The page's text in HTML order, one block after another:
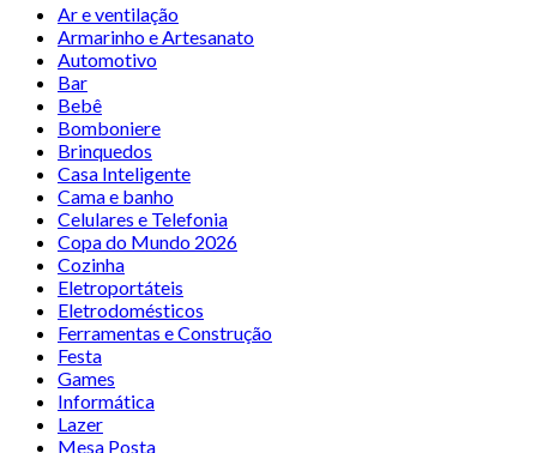
Ar e ventilação
Armarinho e Artesanato
Automotivo
Bar
Bebê
Bomboniere
Brinquedos
Casa Inteligente
Cama e banho
Celulares e Telefonia
Copa do Mundo 2026
Cozinha
Eletroportáteis
Eletrodomésticos
Ferramentas e Construção
Festa
Games
Informática
Lazer
Mesa Posta